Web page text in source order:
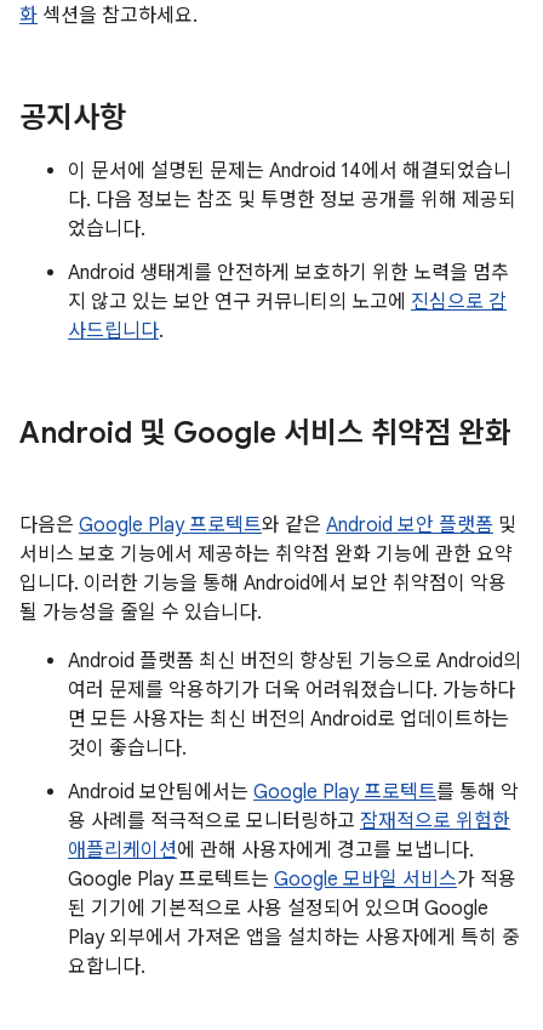
화 섹션을 참고하세요.
공지사항
이 문서에 설명된 문제는 Android 14에서 해결되었습니
다. 다음 정보는 참조 및 투명한 정보 공개를 위해 제공되
었습니다.
Android 생태계를 안전하게 보호하기 위한 노력을 멈추
지 않고 있는 보안 연구 커뮤니티의 노고에 진심으로 감
사드립니다.
Android 및 Google 서비스 취약점 완화
다음은 Google Play 프로텍트와 같은 Android 보안 플랫폼 및
서비스 보호 기능에서 제공하는 취약점 완화 기능에 관한 요약
입니다. 이러한 기능을 통해 Android에서 보안 취약점이 악용
될 가능성을 줄일 수 있습니다.
Android 플랫폼 최신 버전의 향상된 기능으로 Android의
여러 문제를 악용하기가 더욱 어려워졌습니다. 가능하다
면 모든 사용자는 최신 버전의 Android로 업데이트하는
것이 좋습니다.
Android 보안팀에서는 Google Play 프로텍트를 통해 악
용 사례를 적극적으로 모니터링하고 잠재적으로 위험한
애플리케이션에 관해 사용자에게 경고를 보냅니다.
Google Play 프로텍트는 Google 모바일 서비스가 적용
된 기기에 기본적으로 사용 설정되어 있으며 Google
Play 외부에서 가져온 앱을 설치하는 사용자에게 특히 중
요합니다.